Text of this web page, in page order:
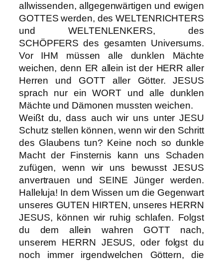
allwissenden, allgegenwärtigen und ewigen
GOTTES werden, des WELTENRICHTERS
und WELTENLENKERS, des
SCHÖPFERS des gesamten Universums.
Vor IHM müssen alle dunklen Mächte
weichen, denn ER allein ist der HERR aller
Herren und GOTT aller Götter. JESUS
sprach nur ein WORT und alle dunklen
Mächte und Dämonen mussten weichen.
Weißt du, dass auch wir uns unter JESU
Schutz stellen können, wenn wir den Schritt
des Glaubens tun? Keine noch so dunkle
Macht der Finsternis kann uns Schaden
zufügen, wenn wir uns bewusst JESUS
anvertrauen und SEINE Jünger werden.
Halleluja! In dem Wissen um die Gegenwart
unseres GUTEN HIRTEN, unseres HERRN
JESUS, können wir ruhig schlafen. Folgst
du dem allein wahren GOTT nach,
unserem HERRN JESUS, oder folgst du
noch immer irgendwelchen Göttern, die